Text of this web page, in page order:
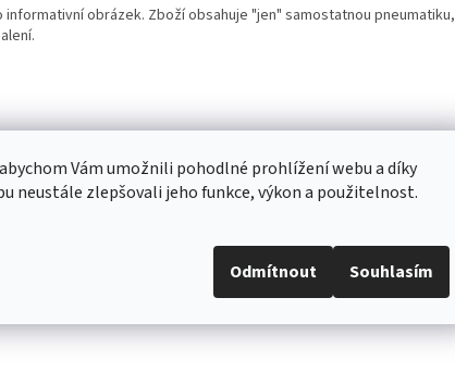
Vám umožnili pohodlné prohlížení webu a díky
neustále zlepšovali jeho funkce, výkon a použitelnost.
Odmítnout Souhlasím
informativní obrázek. Zboží obsahuje "jen" samostatnou pneumatiku,